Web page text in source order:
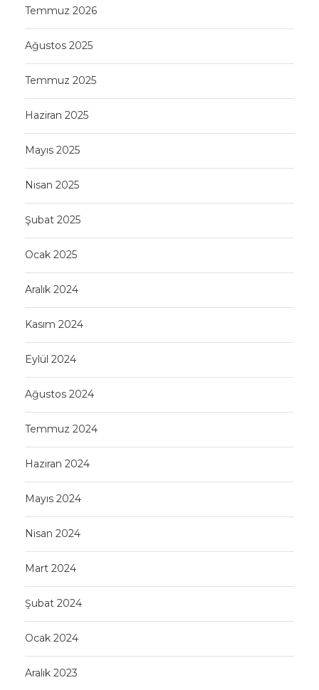
Temmuz 2026
Ağustos 2025
Temmuz 2025
Haziran 2025
Mayıs 2025
Nisan 2025
Şubat 2025
Ocak 2025
Aralık 2024
Kasım 2024
Eylül 2024
Ağustos 2024
Temmuz 2024
Haziran 2024
Mayıs 2024
Nisan 2024
Mart 2024
Şubat 2024
Ocak 2024
Aralık 2023